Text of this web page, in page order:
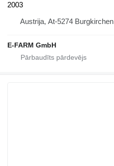
2003
Austrija, At-5274 Burgkirchen
E-FARM GmbH